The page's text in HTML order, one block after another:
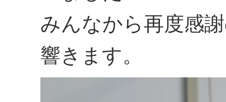
みんなから再度感
響きます。